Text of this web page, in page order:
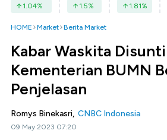
1.04% 1.5% 1.81%
HOME Market Berita Market
Kabar Waskita
Kementerian BUMN
Penjelasan
Romys Binekasri, CNBC Indonesia
09 May 2023 07:20